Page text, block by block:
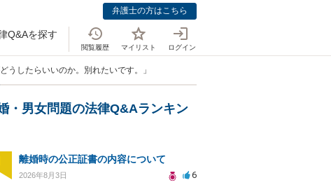
弁護士の方はこちら
Q&Aを探す
閲覧履歴 マイリスト ログイン
うしたらいいのか。別れたいです。」
・男女問題の法律Q&Aランキン
離婚時の公正証書の内容について
2026年8月3日 6